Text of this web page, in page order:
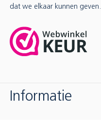
dat we elkaar kunnen geven.
Informatie